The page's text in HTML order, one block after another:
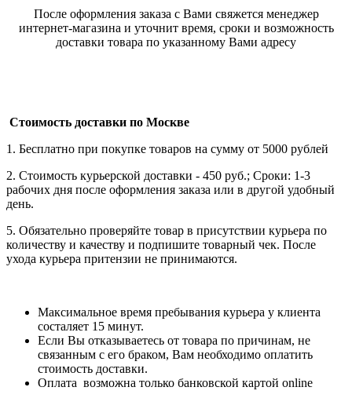
После оформления заказа с Вами свяжется менеджер
интернет-магазина и уточнит время, сроки и возможность
доставки товара по указанному Вами адресу
Стоимость доставки по Москве
1. Бесплатно при покупке товаров на сумму от 5000 рублей
2. Стоимость курьерской доставки - 450 руб.; Сроки: 1-3
рабочих дня после оформления заказа или в другой удобный
день.
5. Обязательно проверяйте товар в присутствии курьера по
количеству и качеству и подпишите товарный чек. После
ухода курьера притензии не принимаются.
Максимальное время пребывания курьера у клиента
состаляет 15 минут.
Если Вы отказываетесь от товара по причинам, не
связанным с его браком, Вам необходимо оплатить
стоимость доставки.
Оплата возможна только банковской картой online